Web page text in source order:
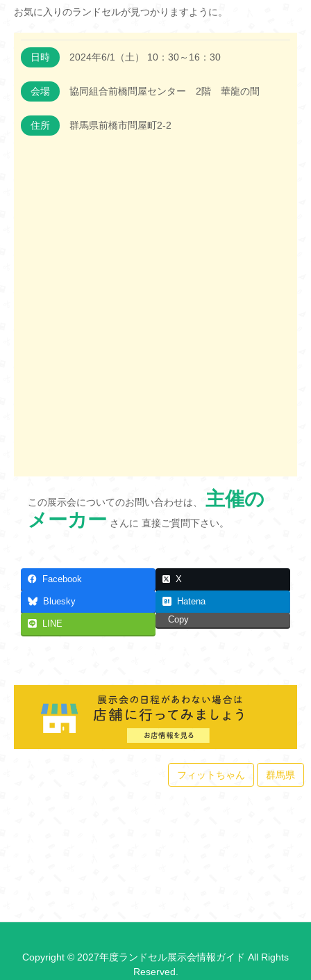
お気に入りのランドセルが見つかりますように。
日時 2024年6/1（土） 10：30～16：30
会場 協同組合前橋問屋センター 2階 華龍の間
住所 群馬県前橋市問屋町2-2
この展示会についてのお問い合わせは、 主催の
メーカー さんに 直接ご質問下さい。
Facebook X
Bluesky Hatena
LINE Copy
フィットちゃん 群馬県
Copyright © 2027年度ランドセル展示会情報ガイド All Rights
Reserved.